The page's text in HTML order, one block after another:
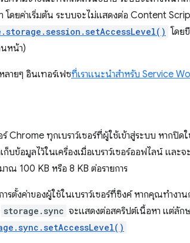
ท โดยค่าเริ่มต้น ระบบจะไม่แสดงต่อ Content
โดย
หน้า)
ายๆ อินเทอร์เฟซที่เราแนะนำสำหรับ Service
Chrome ทุกเบราว์เซอร์ที่ผู้ใช้เข้าสู่ระบบ หากปิ
บข้อมูลไว้ในเครื่องเมื่อเบราว์เซอร์ออฟไลน์ และ
าณ 100 KB หรือ 8 KB ต่อรายการ
ารตั้งค่าของผู้ใช้ในเบราว์เซอร์ที่ซิงค์ หากคุณทำง
storage.sync จะแสดงต่อสคริปต์เนื้อหา แต่ลัก